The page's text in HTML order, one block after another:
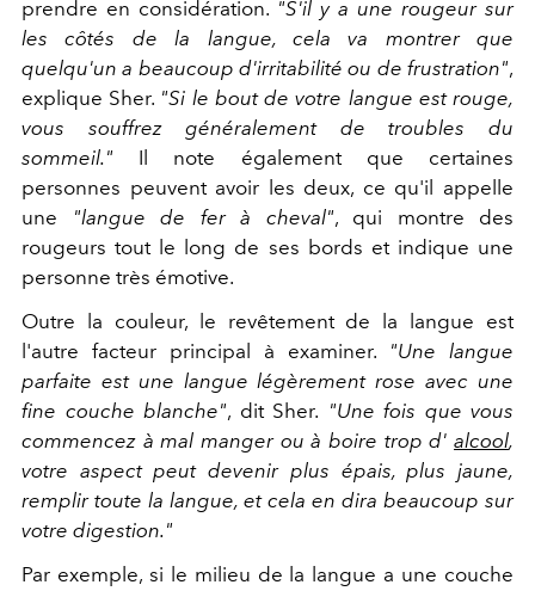
prendre en considération. "S'il y a une rougeur sur
les côtés de la langue, cela va montrer que
quelqu'un a beaucoup d'irritabilité ou de frustration",
explique Sher. "Si le bout de votre langue est rouge,
vous souffrez généralement de troubles du
sommeil." Il note également que certaines
personnes peuvent avoir les deux, ce qu'il appelle
une
"langue de fer à cheval", qui montre des
rougeurs tout le long de ses bords et indique une
personne très émotive.
Outre la couleur, le revêtement de la langue est
l'autre facteur principal à examiner. "Une langue
parfaite est une langue légèrement rose avec une
fine couche blanche", dit Sher. "Une fois que vous
commencez à mal manger ou à boire trop d' alcool,
votre aspect peut devenir plus épais, plus jaune,
remplir toute la langue, et cela en dira beaucoup sur
votre digestion."
Par exemple, si le milieu de la langue a une couche